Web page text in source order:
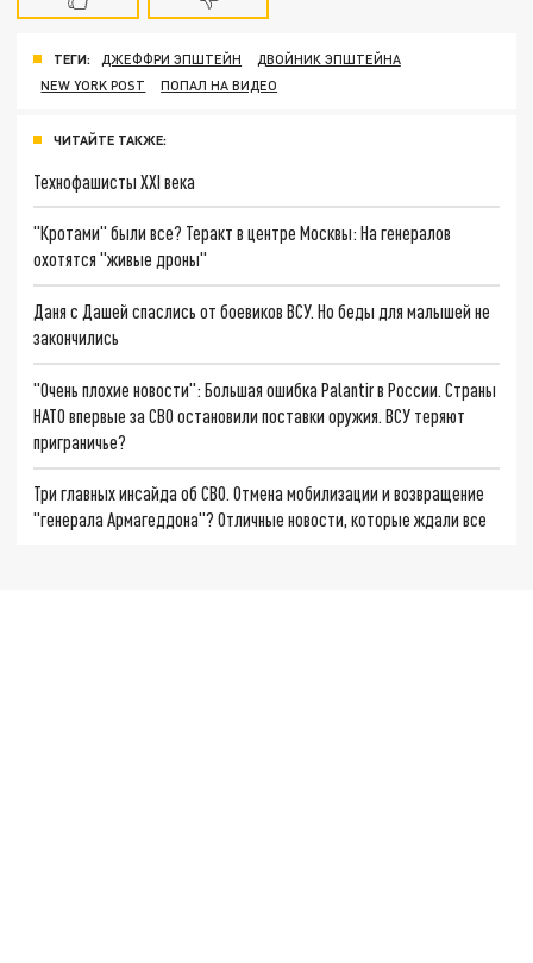
ТЕГИ: ДЖЕФФРИ ЭПШТЕЙН
ДВОЙНИК ЭПШТЕЙНА
NEW YORK POST
ПОПАЛ НА ВИДЕО
ЧИТАЙТЕ ТАКЖЕ:
Технофашисты XXI века
"Кротами" были все? Теракт в центре Москвы: На генералов
охотятся "живые дроны"
Даня с Дашей спаслись от боевиков ВСУ. Но беды для малышей не
закончились
"Очень плохие новости": Большая ошибка Palantir в России. Страны
НАТО впервые за СВО остановили поставки оружия. ВСУ теряют
приграничье?
Три главных инсайда об СВО. Отмена мобилизации и возвращение
"генерала Армагеддона"? Отличные новости, которые ждали все